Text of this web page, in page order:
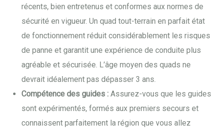
récents, bien entretenus et conformes aux normes de
sécurité en vigueur. Un quad tout-terrain en parfait état
de fonctionnement réduit considérablement les risques
de panne et garantit une expérience de conduite plus
agréable et sécurisée. L’âge moyen des quads ne
devrait idéalement pas dépasser 3 ans.
Compétence des guides : Assurez-vous que les guides
sont expérimentés, formés aux premiers secours et
connaissent parfaitement la région que vous allez